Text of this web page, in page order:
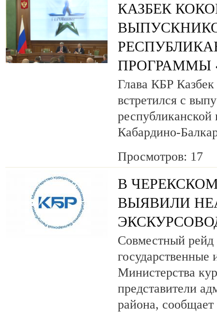
КАЗБЕК
ПРОГРАММЫ
Глава КБР Казбек
встретился с
Кабардино-
Просмотров: 17
В
ВЫЯВИЛИ
Совместный рейд
государственные
Министерства
представители
района,